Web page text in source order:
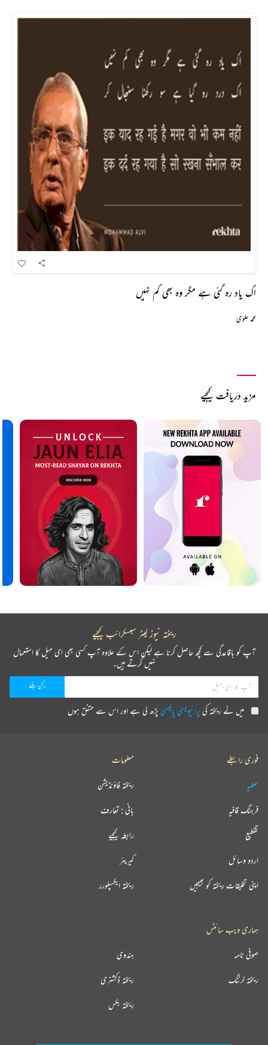
اک یاد رہ گئی ہے مگر وہ بھی کم نہیں
محمد علوی
مزید دریافت کیجیے
ریختہ نیوز لیٹر سبسکرائب کیجیے
آپ کو باقاعدگی سے کچھ حاصل کرنا ہے لیکن اس کے علاوہ آپ کسی بھی ای میل کا استعمال
نہیں کرتے ہیں۔
میں نے ریختہ کی پرائیویسی پالیسی پڑھ لی ہے اور اس سے متفق ہوں
فوری رابطے
عطیہ
فرہنگ قافیہ
تقطیع
اردو وسائل
اپنی تخلیقات ریختہ کو بھیجیں
معلومات
ریختہ فاؤنڈیشن
بانی : تعارف
رابطہ کیجیے
کیریئر
ریختہ ایکسپلورر
ہماری ویب سائٹس
ہندوی صوفی نامہ
ریختہ ڈکشنری ریختہ لرننگ
ریختہ بکس